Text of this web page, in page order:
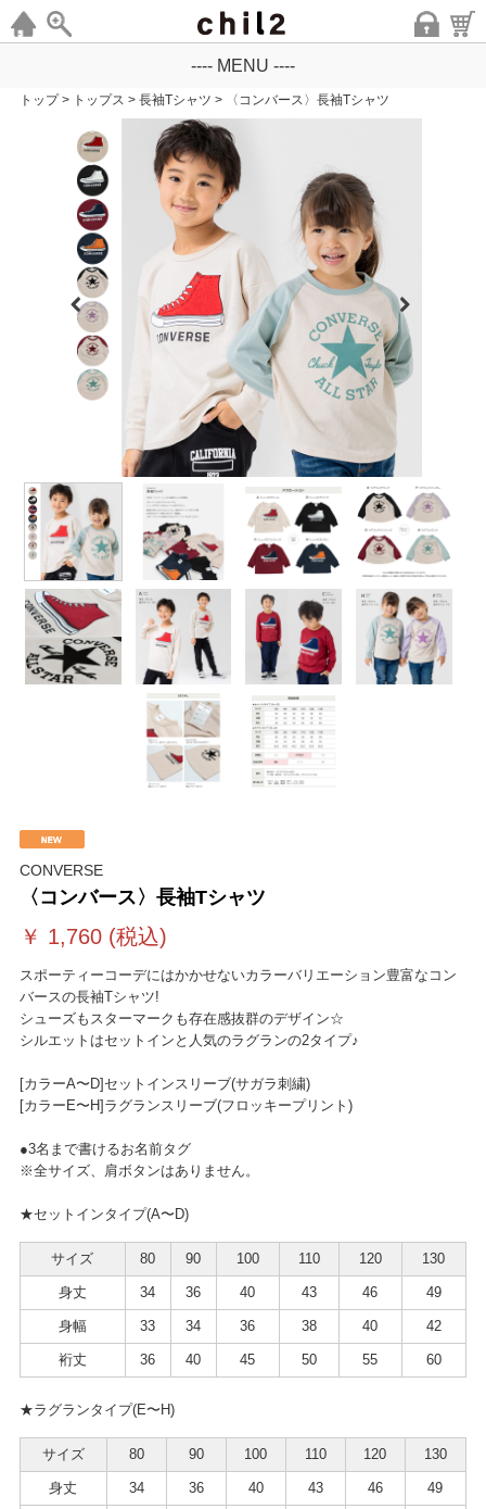
---- MENU ----
トップ > トップス > 長袖Tシャツ > 〈コンバース〉長袖Tシャツ
CONVERSE
〈コンバース〉長袖Tシャツ
￥ 1,760(税込)
スポーティーコーデにはかかせないカラーバリエーション豊富なコン
バースの長袖Tシャツ!
シューズもスターマークも存在感抜群のデザイン☆
シルエットはセットインと人気のラグランの2タイプ♪
[カラーA〜D]セットインスリーブ(サガラ刺繍)
[カラーE〜H]ラグランスリーブ(フロッキープリント)
●3名まで書けるお名前タグ
※全サイズ、肩ボタンはありません。
★セットインタイプ(A〜D)
サイズ 80 90 100 110 120 130
身丈 34 36 40 43 46 49
身幅 33 34 36 38 40 42
裄丈 36 40 45 50 55 60
★ラグランタイプ(E〜H)
サイズ 80 90 100 110 120 130
身丈 34 36 40 43 46 49